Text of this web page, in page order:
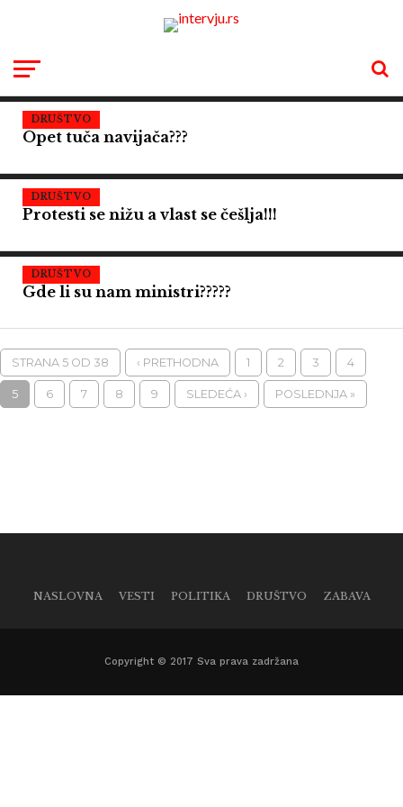
DRUŠTVO
Opet tuča navijača???
DRUŠTVO
Protesti se nižu a vlast se češlja!!!
DRUŠTVO
Gde li su nam ministri?????
STRANA 5 OD 38 ‹ PRETHODNA 1 2 3 4
5 6 7 8 9 SLEDEĆA › POSLEDNJA »
NASLOVNA VESTI POLITIKA DRUŠTVO ZABAVA
Copyright © 2017 Sva prava zadržana